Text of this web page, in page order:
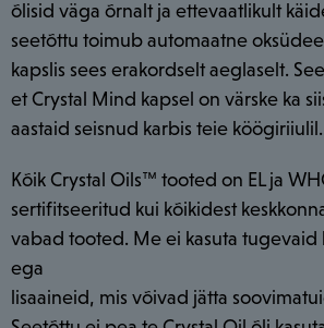
õlisid väga õrnalt ja ettevaatlikult
seetõttu toimub automaatne
kapslis sees erakordselt aeglaselt.
et Crystal Mind kapsel on värske ka
aastaid seisnud karbis teie köögiriiulil.
Kõik Crystal Oils™ tooted on EL ja
sertifitseeritud kui kõikidest
vabad tooted. Me ei kasuta tugevaid
ega
lisaaineid, mis võivad jätta